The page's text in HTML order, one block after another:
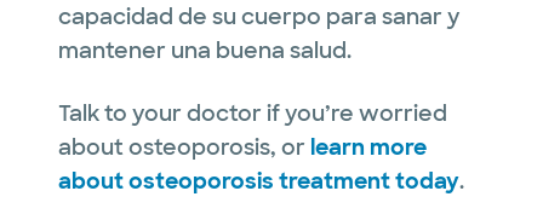
capacidad de su cuerpo para sanar y
mantener una buena salud.
Talk to your doctor if you’re worried
about osteoporosis, or learn more
about osteoporosis treatment today.